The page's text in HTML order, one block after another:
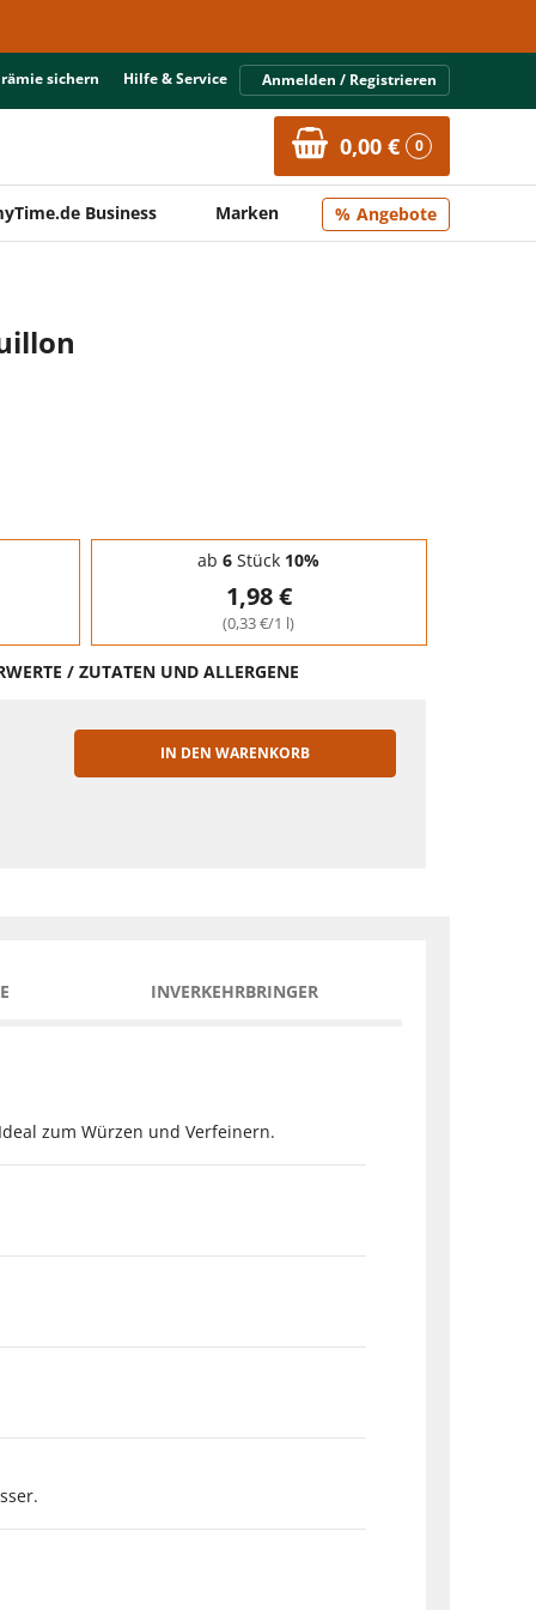
sichern Hilfe & Service Anmelden / Registrieren
0,00 € 0
Business Marken Angebote
ab 6 Stück 10%
1,98 €
(0,33 €/1 l)
/ ZUTATEN UND ALLERGENE
IN DEN WARENKORB
INVERKEHRBRINGER
zum Würzen und Verfeinern.